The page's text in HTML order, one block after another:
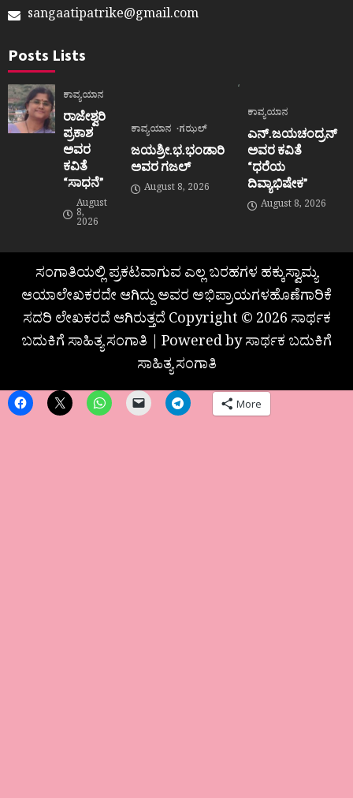
sangaatipatrike@gmail.com
Posts Lists
ಕಾವ್ಯಯಾನ
ರಾಜೇಶ್ವರಿ
ಪ್ರಕಾಶ
ಅವರ
ಕವಿತೆ
“ಸಾಧನೆ”
August
8,
2026
ಕಾವ್ಯಯಾನ ಗಝಲ್
ಜಯಶ್ರೀ.ಭ.ಭಂಡಾರಿ
ಅವರ ಗಜಲ್
August 8, 2026
ಕಾವ್ಯಯಾನ
ಎನ್.ಜಯಚಂದ್ರನ್
ಅವರ ಕವಿತೆ
“ಧರೆಯ
ದಿವ್ಯಾಭಿಷೇಕ”
August 8, 2026
ಸಂಗಾತಿಯಲ್ಲಿ ಪ್ರಕಟವಾಗುವ ಎಲ್ಲ ಬರಹಗಳ ಹಕ್ಕುಸ್ವಾಮ್ಯ
ಆಯಾಲೇಖಕರದೇ ಆಗಿದ್ದು ಅವರ ಅಭಿಪ್ರಾಯಗಳಹೊಣೆಗಾರಿಕೆ
ಸದರಿ ಲೇಖಕರದೆ ಆಗಿರುತ್ತದೆ Copyright © 2026 ಸಾರ್ಥಕ
ಬದುಕಿಗೆ ಸಾಹಿತ್ಯ ಸಂಗಾತಿ | Powered by ಸಾರ್ಥಕ ಬದುಕಿಗೆ
ಸಾಹಿತ್ಯ ಸಂಗಾತಿ
More